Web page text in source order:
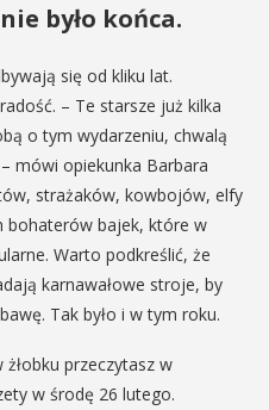
było końca.
się od kliku lat.
– Te starsze już kilka
o tym wydarzeniu, chwalą
mówi opiekunka Barbara
strażaków, kowbojów, elfy
bohaterów bajek, które w
Warto podkreślić, że
karnawałowe stroje, by
Tak było i w tym roku.
przeczytasz w
w środę 26 lutego.